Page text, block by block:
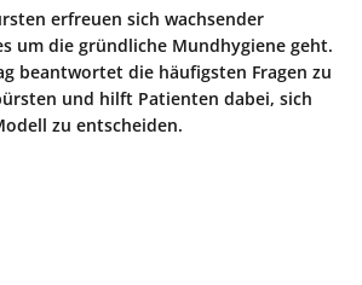
erfreuen sich wachsender
um die gründliche Mundhygiene geht.
beantwortet die häufigsten Fragen zu
und hilft Patienten dabei, sich
zu entscheiden.